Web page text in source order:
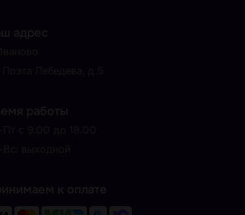
адрес
работы
к оплате